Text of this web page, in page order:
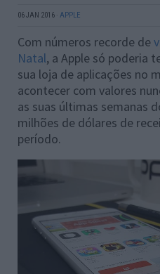
06 JAN 2016 · APPLE
Com números recorde de
Natal, a Apple só poderia
sua loja de aplicações no
acontecer com valores
as suas últimas semanas
milhões de dólares de
período.